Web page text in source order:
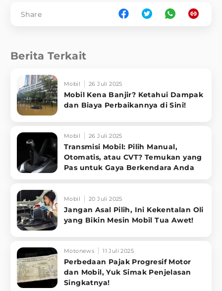
Share
Berita Terkait
Mobil 26 Juli 2025
Mobil Kena Banjir? Ketahui Dampak
dan Biaya Perbaikannya di Sini!
Mobil 26 Juli 2025
Transmisi Mobil: Pilih Manual,
Otomatis, atau CVT? Temukan yang
Pas untuk Gaya Berkendara Anda
Mobil 20 Juli 2025
Jangan Asal Pilih, Ini Kekentalan Oli
yang Bikin Mesin Mobil Tua Awet!
Motonews 11 Juli 2025
Perbedaan Pajak Progresif Motor
dan Mobil, Yuk Simak Penjelasan
Singkatnya!